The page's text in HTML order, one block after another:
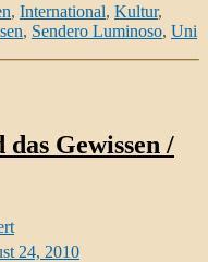
, International, Kultur,
, Sendero Luminoso, Uni
Gewissen /
24, 2010